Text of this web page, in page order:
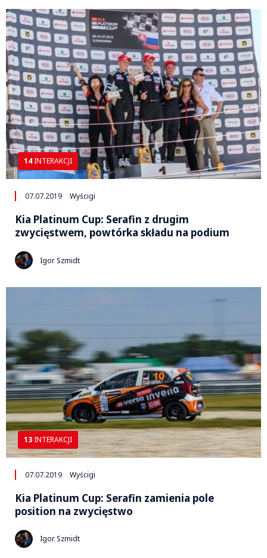
14 INTERAKCJI
07.07.2019 Wyścigi
Kia Platinum Cup: Serafin z drugim
zwycięstwem, powtórka składu na podium
Igor Szmidt
13 INTERAKCJI
07.07.2019 Wyścigi
Kia Platinum Cup: Serafin zamienia pole
position na zwycięstwo
Igor Szmidt